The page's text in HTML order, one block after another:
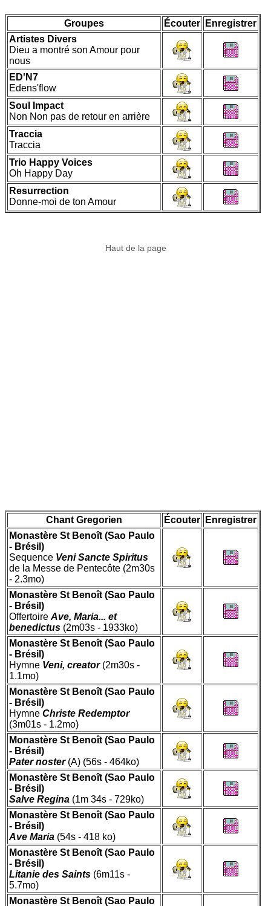
Groupes Écouter
Enregistrer
Artistes Divers
Dieu a montré son Amour pour
nous
ED'N7
Edens'flow
Soul Impact
Non Non pas de retour en arrière
Traccia
Traccia
Trio Happy Voices
Oh Happy Day
Resurrection
Donne-moi de ton Amour
Haut de la page
Chant Gregorien Écouter
Enregistrer
Monastère St Benoît (Sao Paulo
- Brésil)
Sequence Veni Sancte Spiritus
de la Messe de Pentecôte (2m30s
- 2.3mo)
Monastère St Benoît (Sao Paulo
- Brésil)
Offertoire Ave, Maria... et
benedictus (2m03s - 1933ko)
Monastère St Benoît (Sao Paulo
- Brésil)
Hymne Veni, creator(2m30s -
1.1mo)
Monastère St Benoît (Sao Paulo
- Brésil)
Hymne Christe Redemptor
(3m01s - 1.2mo)
Monastère St Benoît (Sao Paulo
- Brésil)
Pater noster(A) (56s - 464ko)
Monastère St Benoît (Sao Paulo
- Brésil)
Salve Regina (1m 34s - 729ko)
Monastère St Benoît (Sao Paulo
- Brésil)
Ave Maria (54s - 418 ko)
Monastère St Benoît (Sao Paulo
- Brésil)
Litanie des Saints (6m11s -
5.7mo)
Monastère St Benoît (Sao Paulo